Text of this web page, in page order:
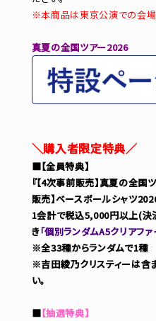
※本商品は東京公演での会場
真夏の全国ツアー2026
＼購入者限定特典／
■【全員特典】
『【4次事前販売】真夏の全国
販売】ベースボールシャツ
1会計で税込5,000円以上(決
き「個別ランダムA5クリアフ
※全33種からランダムで1種
※吉田綾乃クリスティーは含
い。
■【抽選特典】